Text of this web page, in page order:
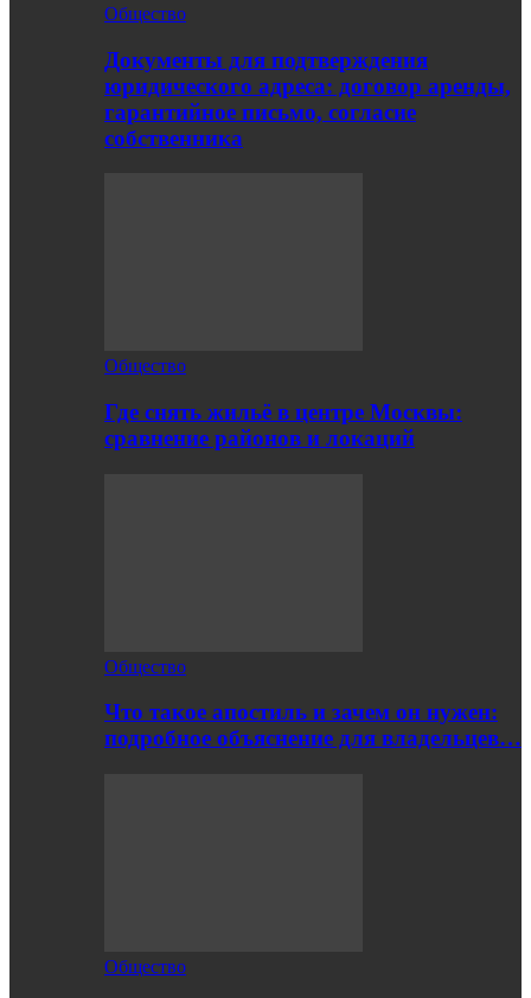
Общество
Документы для подтверждения
юридического адреса: договор аренды,
гарантийное письмо, согласие
собственника
Общество
Где снять жильё в центре Москвы:
сравнение районов и локаций
Общество
Что такое апостиль и зачем он нужен:
подробное объяснение для владельцев…
Общество